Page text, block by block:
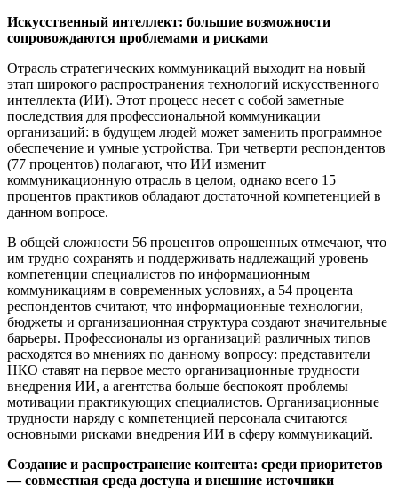
Искусственный интеллект: большие возможности
сопровождаются проблемами и рисками
Отрасль стратегических коммуникаций выходит на новый
этап широкого распространения технологий искусственного
интеллекта (ИИ). Этот процесс несет с собой заметные
последствия для профессиональной коммуникации
организаций: в будущем людей может заменить программное
обеспечение и умные устройства. Три четверти респондентов
(77 процентов) полагают, что ИИ изменит
коммуникационную отрасль в целом, однако всего 15
процентов практиков обладают достаточной компетенцией в
данном вопросе.
В общей сложности 56 процентов опрошенных отмечают, что
им трудно сохранять и поддерживать надлежащий уровень
компетенции специалистов по информационным
коммуникациям в современных условиях, а 54 процента
респондентов считают, что информационные технологии,
бюджеты и организационная структура создают значительные
барьеры. Профессионалы из организаций различных типов
расходятся во мнениях по данному вопросу: представители
НКО ставят на первое место организационные трудности
внедрения ИИ, а агентства больше беспокоят проблемы
мотивации практикующих специалистов. Организационные
трудности наряду с компетенцией персонала считаются
основными рисками внедрения ИИ в сферу коммуникаций.
Создание и распространение контента: среди приоритетов
— совместная среда доступа и внешние источники